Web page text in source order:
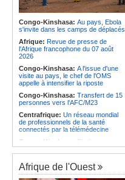
Afrique:La LSF salue le lancement
du premier ETF obligataire
souverain africain (USD) disponible
en Europe
Afrique: AfroBasket U18 (F) - Le
Sénégal craque au 3e quart-temps
et s'incline face à la Tunisie (44-43)
Congo-Kinshasa: Au pays, Ebola
s'invite dans les camps de déplacés
Afrique: Revue de presse de
l'Afrique francophone du 07 août
2026
Congo-Kinshasa: A l'issue d'une
visite au pays, le chef de l'OMS
appelle à intensifier la riposte
Congo-Kinshasa: Transfert de 15
personnes vers l'AFC/M23
Centrafrique: Un réseau mondial
de professionnels de la santé
connectés par la télémédecine
Congo-Kinshasa: Ebola au pays -
Africa CDC mise sur les
communautés
Afrique Centrale:L'explosion de la
demande de viande de brousse
Afrique de l'Ouest